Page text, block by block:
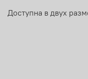
Доступна в двух